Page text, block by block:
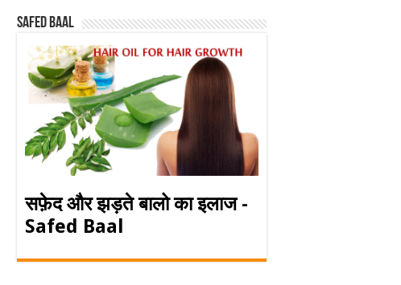
Safed baal
सफ़ेद और झड़ते बालो का इलाज -
Safed Baal